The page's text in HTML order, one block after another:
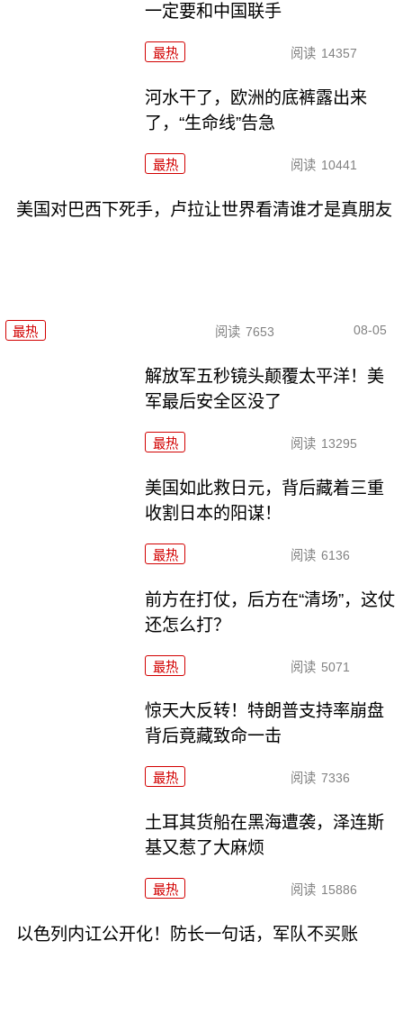
一定要和中国联手
最热 阅读 14357
河水干了，欧洲的底裤露出来
了，“生命线”告急
最热 阅读 10441
美国对巴西下死手，卢拉让世界看清谁才是真朋友
最热 阅读 7653 08-05
解放军五秒镜头颠覆太平洋！美
军最后安全区没了
最热 阅读 13295
美国如此救日元，背后藏着三重
收割日本的阳谋！
最热 阅读 6136
前方在打仗，后方在“清场”，这仗
还怎么打？
最热 阅读 5071
惊天大反转！特朗普支持率崩盘
背后竟藏致命一击
最热 阅读 7336
土耳其货船在黑海遭袭，泽连斯
基又惹了大麻烦
最热 阅读 15886
以色列内讧公开化！防长一句话，军队不买账